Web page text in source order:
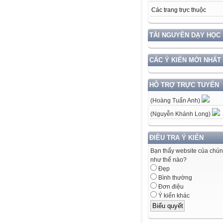
Các trang trực thuộc
TÀI NGUYÊN DẠY HỌC
CÁC Ý KIẾN MỚI NHẤT
HỖ TRỢ TRỰC TUYẾN
(Hoàng Tuấn Anh)
(Nguyễn Khánh Long)
ĐIỀU TRA Ý KIẾN
Bạn thấy website của
như thế nào?
Đẹp
Bình thường
Đơn điệu
Ý kiến khác